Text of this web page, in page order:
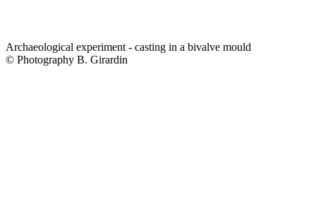
Archaeological experiment - casting in a bivalve mould
© Photography B. Girardin